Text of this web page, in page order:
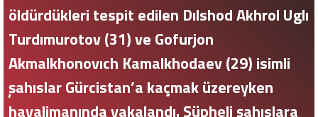
öldürdükleri tespit edilen Dılshod Akhrol Uglı
Turdımurotov (31) ve Gofurjon
Akmalkhonovıch Kamalkhodaev (29) isimli
şahıslar Gürcistan’a kaçmak üzereyken
havalimanında yakalandı. Şüpheli şahıslara